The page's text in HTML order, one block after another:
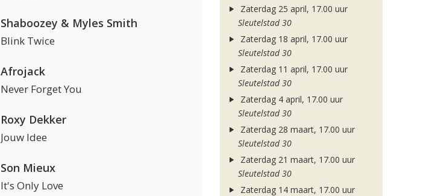
Shaboozey & Myles Smith
Blink Twice
Afrojack
Never Forget You
Roxy Dekker
Jouw Idee
Son Mieux
It's Only Love
Zaterdag 25 april, 17.00 uur
Sleutelstad 30
Zaterdag 18 april, 17.00 uur
Sleutelstad 30
Zaterdag 11 april, 17.00 uur
Sleutelstad 30
Zaterdag 4 april, 17.00 uur
Sleutelstad 30
Zaterdag 28 maart, 17.00 uur
Sleutelstad 30
Zaterdag 21 maart, 17.00 uur
Sleutelstad 30
Zaterdag 14 maart, 17.00 uur